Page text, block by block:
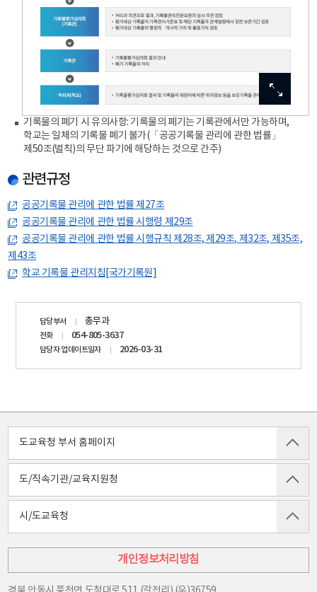
평가
대상
기록물을
선정하여
학교에
의견조회
의뢰
처리과
(학교)
대상
대한
보존기간
재책정,
보류,
제출
기록물
관리
전문요원
(기록연구사)
평가
심의회
확대보기
확대보기
확대보기
확대보기
확대보기
기록물의 폐기 시 유의사항: 기록물의 폐기는 기록관에서만 가능하며,
학교는 일체의 기록물 폐기 불가(「공공기록물 관리에 관한 법률」
제50조(벌칙)의 무단 파기에 해당하는 것으로 간주)
관련규정
공공기록물 관리에 관한 법률 제27조
공공기록물 관리에 관한 법률 시행령 제29조
공공기록물 관리에 관한 법률 시행규칙 제28조, 제29조, 제32조, 제35조,
제43조
학교 기록물 관리지침[국가기록원]
담당부서 총무과
전화 054-805-3637
담당자 업데이트일자 2026-03-31
도교육청 부서 홈페이지
도/직속기관/교육지원청
시/도교육청
개인정보처리방침